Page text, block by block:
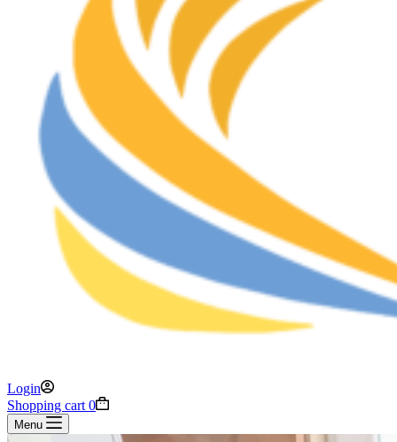
Login
Shopping cart 0
Menu